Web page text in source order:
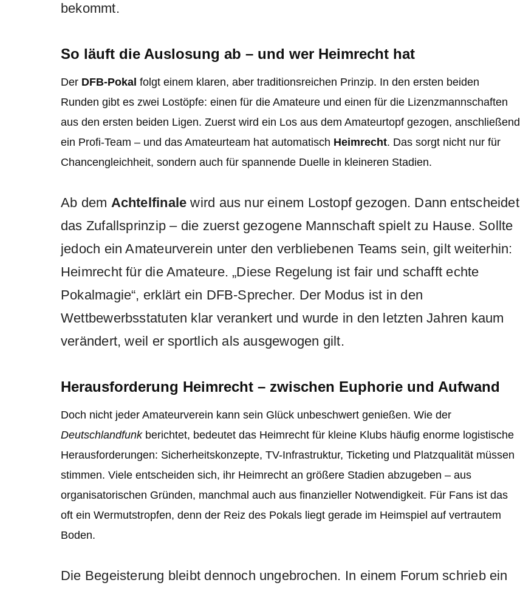
bekommt.
So läuft die Auslosung ab – und wer Heimrecht hat
Der DFB-Pokal folgt einem klaren, aber traditionsreichen Prinzip. In den ersten beiden
Runden gibt es zwei Lostöpfe: einen für die Amateure und einen für die Lizenzmannschaften
aus den ersten beiden Ligen. Zuerst wird ein Los aus dem Amateurtopf gezogen, anschließend
ein Profi-Team – und das Amateurteam hat automatisch Heimrecht. Das sorgt nicht nur für
Chancengleichheit, sondern auch für spannende Duelle in kleineren Stadien.
Ab dem Achtelfinale wird aus nur einem Lostopf gezogen. Dann entscheidet
das Zufallsprinzip – die zuerst gezogene Mannschaft spielt zu Hause. Sollte
jedoch ein Amateurverein unter den verbliebenen Teams sein, gilt weiterhin:
Heimrecht für die Amateure. „Diese Regelung ist fair und schafft echte
Pokalmagie“, erklärt ein DFB-Sprecher. Der Modus ist in den
Wettbewerbsstatuten klar verankert und wurde in den letzten Jahren kaum
verändert, weil er sportlich als ausgewogen gilt.
Herausforderung Heimrecht – zwischen Euphorie und Aufwand
Doch nicht jeder Amateurverein kann sein Glück unbeschwert genießen. Wie der
Deutschlandfunkberichtet, bedeutet das Heimrecht für kleine Klubs häufig enorme logistische
Herausforderungen: Sicherheitskonzepte, TV-Infrastruktur, Ticketing und Platzqualität müssen
stimmen. Viele entscheiden sich, ihr Heimrecht an größere Stadien abzugeben – aus
organisatorischen Gründen, manchmal auch aus finanzieller Notwendigkeit. Für Fans ist das
oft ein Wermutstropfen, denn der Reiz des Pokals liegt gerade im Heimspiel auf vertrautem
Boden.
Die Begeisterung bleibt dennoch ungebrochen. In einem Forum schrieb ein